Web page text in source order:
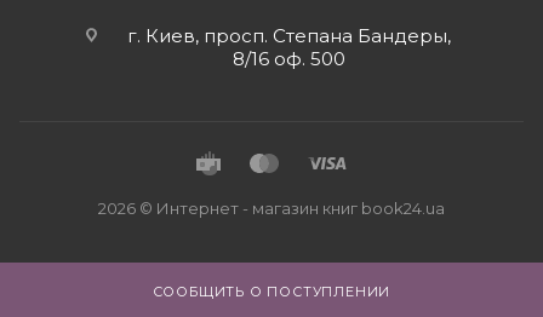
СООБЩИТЬ О ПОСТУПЛЕНИИ
г. Киев, просп. Степана Бандеры,
8/16 оф. 500
2026 © Интернет - магазин книг book24.ua